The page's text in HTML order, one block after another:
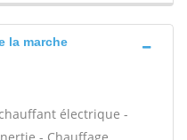
la marche
électrique -